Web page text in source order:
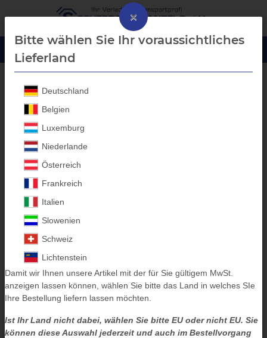
GIASCO S3 Sicherheitsschuhe
×
Bitte wählen Sie Ihr voraussichtliches
Lieferland
Deutschland
Belgien
Luxemburg
Niederlande
Österreich
Frankreich
Italien
Slowenien
Schweiz
Lichtenstein
Damit wir Ihnen unsere Artikel mit der für Sie gültigem MwSt.
anzeigen lassen können, wählen Sie bitte das Land in welches SIe
Ihre Bestellung liefern lassen möchten.
Ist Ihr Land nicht dabei, wählen Sie bitte EU oder nicht EU. Sie
können diese Auswahl jederzeit und auch im Bestellvorgang